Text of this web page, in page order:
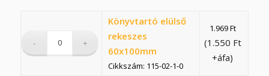
Könyvtartó elülső
rekeszes
60x100mm
Cikkszám: 115-02-1-0
1.969Ft
(1.550 Ft
+áfa)